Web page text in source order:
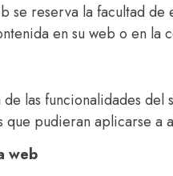
se reserva la facultad
en su web o en la
de las funcionalidades
que pudieran aplicarse a
web